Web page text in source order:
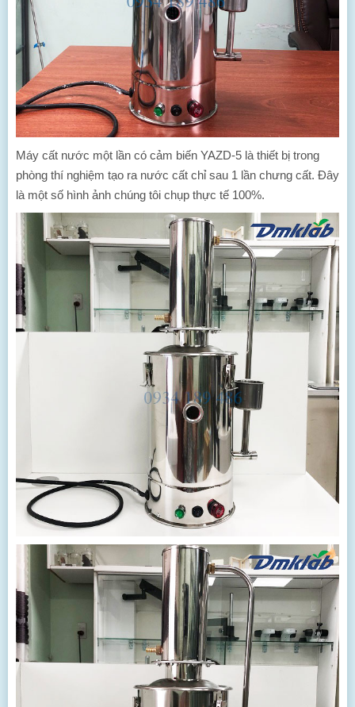
Máy cất nước một lần có cảm biến YAZD-5 là thiết bị trong
phòng thí nghiệm tạo ra nước cất chỉ sau 1 lần chưng cất. Đây
là một số hình ảnh chúng tôi chụp thực tế 100%.